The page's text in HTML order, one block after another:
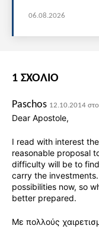
06.08.2026
1 ΣΧΟΛΙΟ
Paschos 12.10.2014
Dear Apostole,
I read with interest
reasonable proposal
difficulty will be to
carry the
possibilities now, so
better prepared.
Με πολλούς